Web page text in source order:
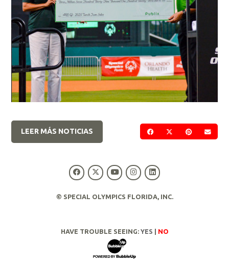
COMPARTIR EN
COMPARTIR EN
LEER MÁS NOTICIAS
© SPECIAL OLYMPICS FLORIDA, INC.
HAVE TROUBLE SEEING: YES | NO